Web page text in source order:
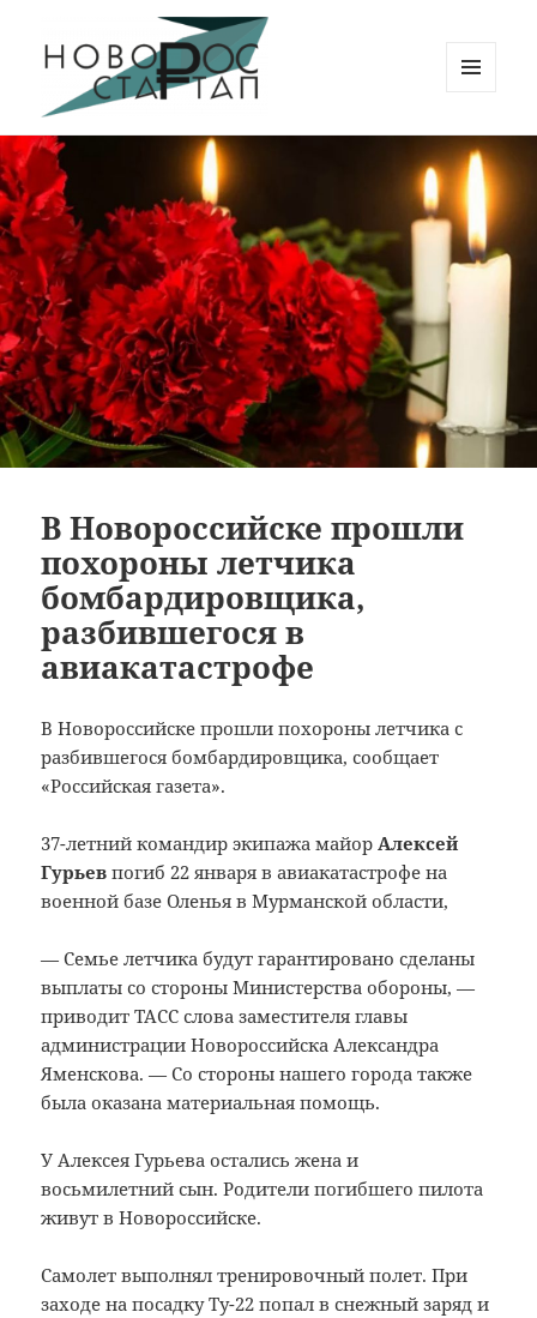
Новорос Стартап
ВИДЖЕТЫ
В Новороссийске прошли
похороны летчика
бомбардировщика,
разбившегося в
авиакатастрофе
В Новороссийске прошли похороны летчика с
разбившегося бомбардировщика, сообщает
«Российская газета».
37-летний командир экипажа майор Алексей
Гурьев погиб 22 января в авиакатастрофе на
военной базе Оленья в Мурманской области,
— Семье летчика будут гарантировано сделаны
выплаты со стороны Министерства обороны, —
приводит ТАСС слова заместителя главы
администрации Новороссийска Александра
Яменскова. — Со стороны нашего города также
была оказана материальная помощь.
У Алексея Гурьева остались жена и
восьмилетний сын. Родители погибшего пилота
живут в Новороссийске.
Самолет выполнял тренировочный полет. При
заходе на посадку Ту-22 попал в снежный заряд и